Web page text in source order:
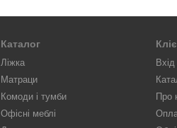
Каталог
Ліжка
Матраци
Комоди і тумби
Офісні меблі
Про